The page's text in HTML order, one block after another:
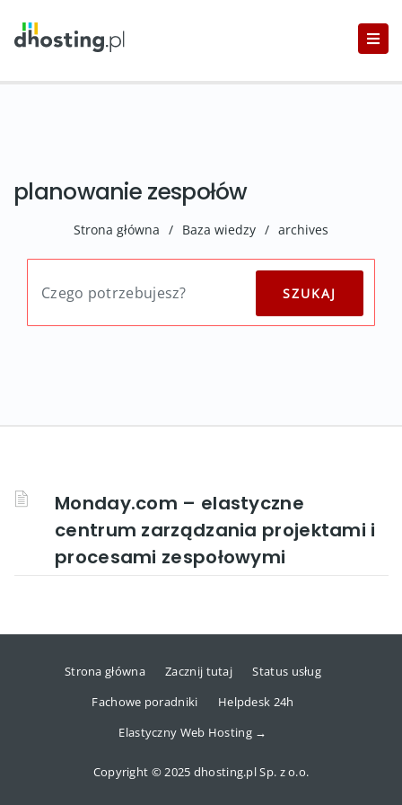
planowanie zespołów
Strona główna / Baza wiedzy / archives
Monday.com – elastyczne
centrum zarządzania projektami i
procesami zespołowymi
Strona główna Zacznij tutaj
Status usług
Fachowe poradniki
Helpdesk 24h
Elastyczny Web Hosting →
Copyright © 2025 dhosting.pl Sp. z o.o.